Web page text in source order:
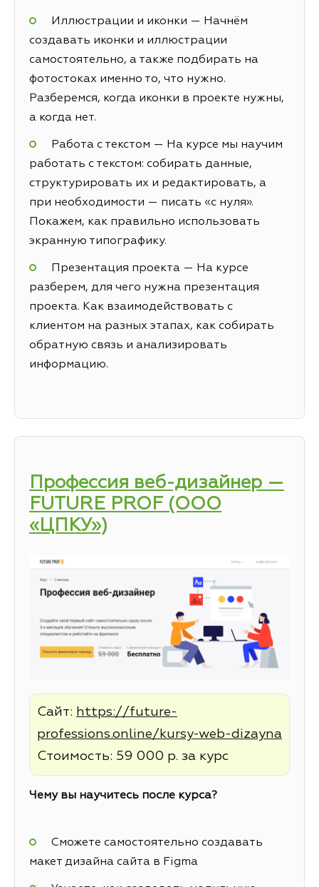
Иллюстрации и иконки — Начнём
создавать иконки и иллюстрации
самостоятельно, а также подбирать на
фотостоках именно то, что нужно.
Разберемся, когда иконки в проекте нужны,
а когда нет.
Работа с текстом — На курсе мы научим
работать с текстом: собирать данные,
структурировать их и редактировать, а
при необходимости — писать «с нуля».
Покажем, как правильно использовать
экранную типографику.
Презентация проекта — На курсе
разберем, для чего нужна презентация
проекта. Как взаимодействовать с
клиентом на разных этапах, как собирать
обратную связь и анализировать
информацию.
Профессия веб-дизайнер —
FUTURE PROF (ООО
«ЦПКУ»)
Сайт: https://future-
professions.online/kursy-web-dizayna
Стоимость: 59 000 р. за курс
Чему вы научитесь после курса?
Сможете самостоятельно создавать
макет дизайна сайта в Figma